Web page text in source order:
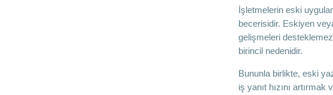
İşletmelerin eski
becerisidir. Eskiyen
gelişmeleri
birincil nedenidir.
Bununla birlikte, eski
iş yanıt hızını